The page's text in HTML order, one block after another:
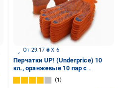
От 29.17 ₴ X 6
Перчатки UP! (Underprice) 10
кл., оранжевые 10 пар с
покрытием ПВХ точка XL (10)
810
1